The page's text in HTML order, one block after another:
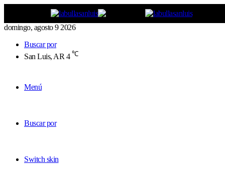
domingo, agosto 9 2026
Buscar por
San Luis, AR 4 ℃
Menú
Buscar por
Switch skin